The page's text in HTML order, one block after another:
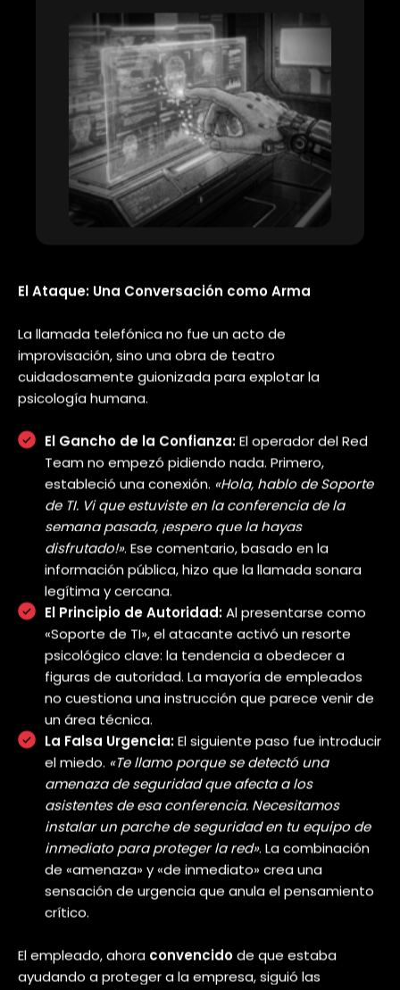
La Preparación: El Arte de la
Paciencia
Antes de marcar un solo número, el
ataque ya había comenzado, en
silencio. La primera fase de una
operación deRed Teamno implica
escribir código, sinoinvestigar. Esta
etapa, conocida como OSINT
(Inteligencia de Fuentes Abiertas),
consiste en recolectar toda la
una mina de oro para un atacante. En
cuestión de horas, nuestro equipo ya
había identificado a empleados clave,
sus roles, la tecnología que usan e
incluso sus actividades recientes.
marketing, había publicado
recientemente sobre su asistencia a
una conferencia del sector. Ese
pequeño detalle fue suficiente para
construir el pretexto perfecto.
El Ataque: Una Conversación como Arma
La llamada telefónica no fue un acto de
improvisación, sino una obra de teatro
cuidadosamente guionizada para explotar la
El Gancho de la Confianza:El operador del Red